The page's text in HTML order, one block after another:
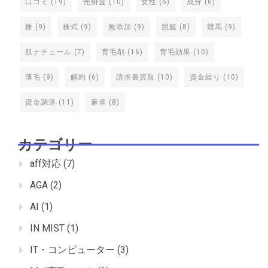
口コミ (19) 売掛金 (10) 女性 (6) 成分 (6)
株 (9) 株式 (9) 無添加 (9) 競艇 (8) 競馬 (9)
肌ナチュール (7) 育毛剤 (16) 育毛効果 (10)
薄毛 (9) 解約 (6) 請求書買取 (10) 資金繰り (10)
資金調達 (11) 麻雀 (8)
カテゴリー
aff対応 (7)
AGA (2)
AI (1)
IN MIST (1)
IT・コンピューター (3)